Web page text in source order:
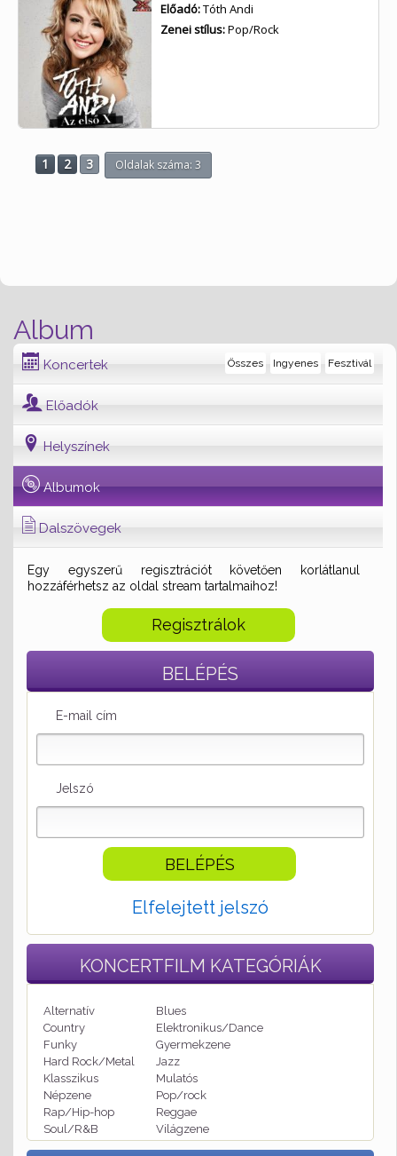
Album
Koncertek Fesztivál
Ingyenes
Összes
Előadók
Helyszínek
Albumok
Dalszövegek
Egy egyszerű regisztrációt követően korlátlanul
hozzáférhetsz az oldal stream tartalmaihoz!
Regisztrálok
BELÉPÉS
E-mail cím
Jelszó
Elfelejtett jelszó
KONCERTFILM KATEGÓRIÁK
Alternatív
Blues
Country
Elektronikus/Dance
Funky
Gyermekzene
Hard Rock/Metal
Jazz
Klasszikus
Mulatós
Népzene
Pop/rock
Rap/Hip-hop
Reggae
Soul/R&B
Világzene
Előadó:Tóth Andi
Zenei stílus:Pop/Rock
1 2 3 Oldalak száma: 3